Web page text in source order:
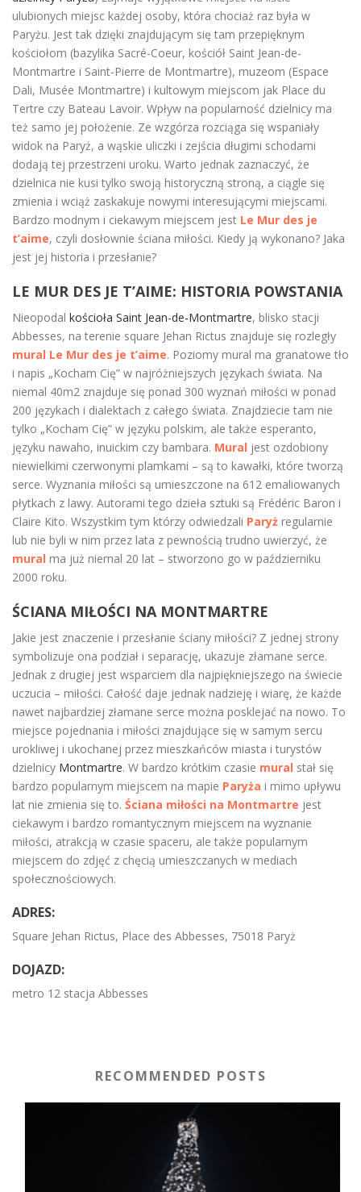
ulubionych miejsc każdej osoby, która chociaż raz była w
Paryżu. Jest tak dzięki znajdującym się tam przepięknym
kościołom (bazylika Sacré-Coeur, kościół Saint Jean-de-
Montmartre i Saint-Pierre de Montmartre), muzeom (Espace
Dali, Musée Montmartre) i kultowym miejscom jak Place du
Tertre czy Bateau Lavoir. Wpływ na popularność dzielnicy ma
też samo jej położenie. Ze wzgórza rozciąga się wspaniały
widok na Paryż, a wąskie uliczki i zejścia długimi schodami
dodają tej przestrzeni uroku. Warto jednak zaznaczyć, że
dzielnica nie kusi tylko swoją historyczną stroną, a ciągle się
zmienia i wciąż zaskakuje nowymi interesującymi miejscami.
Bardzo modnym i ciekawym miejscem jest Le Mur des je
t’aime, czyli dosłownie ściana miłości. Kiedy ją wykonano? Jaka
jest jej historia i przesłanie?
LE MUR DES JE T’AIME: HISTORIA POWSTANIA
Nieopodal kościoła Saint Jean-de-Montmartre, blisko stacji
Abbesses, na terenie square Jehan Rictus znajduje się rozległy
mural Le Mur des je t’aime. Poziomy mural ma granatowe tło
i napis „Kocham Cię” w najróżniejszych językach świata. Na
niemal 40m2 znajduje się ponad 300 wyznań miłości w ponad
200 językach i dialektach z całego świata. Znajdziecie tam nie
tylko „Kocham Cię” w języku polskim, ale także esperanto,
języku nawaho, inuickim czy bambara. Mural jest ozdobiony
niewielkimi czerwonymi plamkami – są to kawałki, które tworzą
serce. Wyznania miłości są umieszczone na 612 emaliowanych
płytkach z lawy. Autorami tego dzieła sztuki są Frédéric Baron i
Claire Kito. Wszystkim tym którzy odwiedzali Paryż regularnie
lub nie byli w nim przez lata z pewnością trudno uwierzyć, że
mural ma już niemal 20 lat – stworzono go w październiku
2000 roku.
ŚCIANA MIŁOŚCI NA MONTMARTRE
Jakie jest znaczenie i przesłanie ściany miłości? Z jednej strony
symbolizuje ona podział i separację, ukazuje złamane serce.
Jednak z drugiej jest wsparciem dla najpiękniejszego na świecie
uczucia – miłości. Całość daje jednak nadzieję i wiarę, że każde
nawet najbardziej złamane serce można posklejać na nowo. To
miejsce pojednania i miłości znajdujące się w samym sercu
urokliwej i ukochanej przez mieszkańców miasta i turystów
dzielnicy Montmartre. W bardzo krótkim czasie mural stał się
bardzo popularnym miejscem na mapie Paryża i mimo upływu
lat nie zmienia się to. Ściana miłości na Montmartre jest
ciekawym i bardzo romantycznym miejscem na wyznanie
miłości, atrakcją w czasie spaceru, ale także popularnym
miejscem do zdjęć z chęcią umieszczanych w mediach
społecznościowych.
ADRES:
Square Jehan Rictus, Place des Abbesses, 75018 Paryż
DOJAZD:
metro 12 stacja Abbesses
RECOMMENDED POSTS